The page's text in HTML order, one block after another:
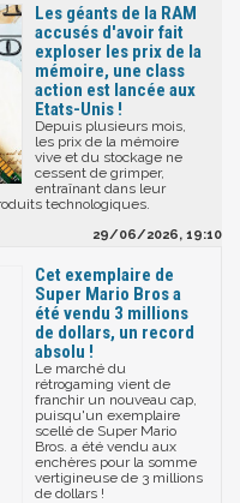
Les géants de la RAM
accusés d'avoir fait
exploser les prix de la
mémoire, une class
action est lancée aux
Etats-Unis !
Depuis plusieurs mois,
les prix de la mémoire
vive et du stockage ne
cessent de grimper,
entraînant dans leur
technologiques.
29/06/2026, 19:10
Cet exemplaire de
Super Mario Bros a
été vendu 3 millions
de dollars, un record
absolu !
Le marché du
rétrogaming vient de
franchir un nouveau cap,
puisqu'un exemplaire
scellé de Super Mario
Bros. a été vendu aux
enchères pour la somme
vertigineuse de 3 millions
de dollars !